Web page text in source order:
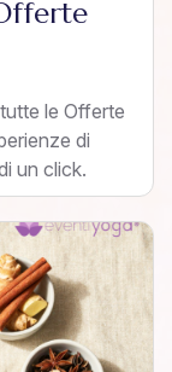
le Offerte
di
un click.